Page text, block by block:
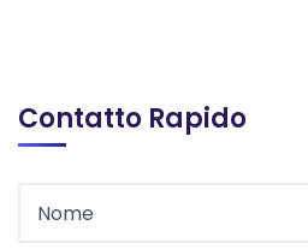
Contatto Rapido